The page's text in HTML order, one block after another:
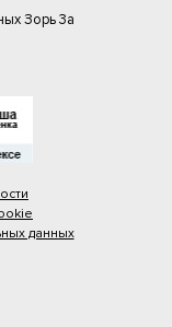
Зорь 3а
данных